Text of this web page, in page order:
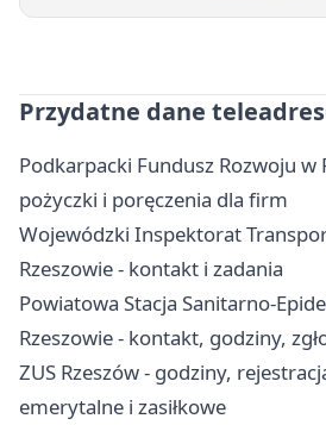
Przydatne dane
Podkarpacki Fundusz Rozwoju w
pożyczki i poręczenia dla firm
Wojewódzki Inspektorat
Rzeszowie - kontakt i zadania
Powiatowa Stacja Sanitarno-
Rzeszowie - kontakt, godziny,
ZUS Rzeszów - godziny,
emerytalne i zasiłkowe